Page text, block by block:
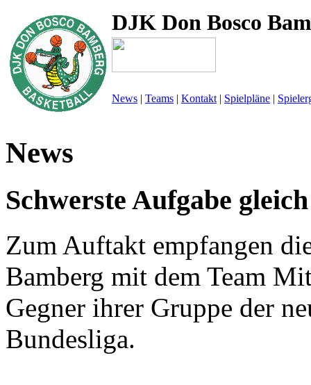
DJK Don Bosco
News | Teams | Kontakt | Spielpläne |
News
Schwerste Aufgabe
Zum Auftakt empfangen
Bamberg mit dem Team
Gegner ihrer Gruppe der
Bundesliga.